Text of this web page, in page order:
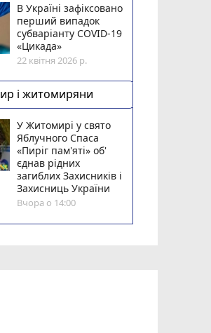
В Україні зафіксовано
перший випадок
субваріанту COVID-19
«Цикада»
22 квітня 2026 р.
і житомиряни
У Житомирі у свято
Яблучного Спаса
«Пиріг пам'яті» об'
єднав рідних
загиблих Захисників і
Захисниць України
Вчора о 14:00